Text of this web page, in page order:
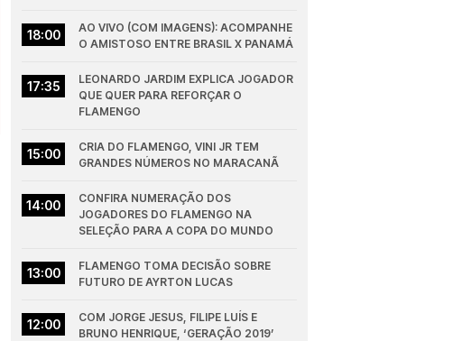
18:00
AO VIVO (COM IMAGENS): ACOMPANHE
O AMISTOSO ENTRE BRASIL X PANAMÁ
17:35
LEONARDO JARDIM EXPLICA JOGADOR
QUE QUER PARA REFORÇAR O
FLAMENGO
15:00
CRIA DO FLAMENGO, VINI JR TEM
GRANDES NÚMEROS NO MARACANÃ
14:00
CONFIRA NUMERAÇÃO DOS
JOGADORES DO FLAMENGO NA
SELEÇÃO PARA A COPA DO MUNDO
13:00
FLAMENGO TOMA DECISÃO SOBRE
FUTURO DE AYRTON LUCAS
12:00
COM JORGE JESUS, FILIPE LUÍS E
BRUNO HENRIQUE, ‘GERAÇÃO 2019’